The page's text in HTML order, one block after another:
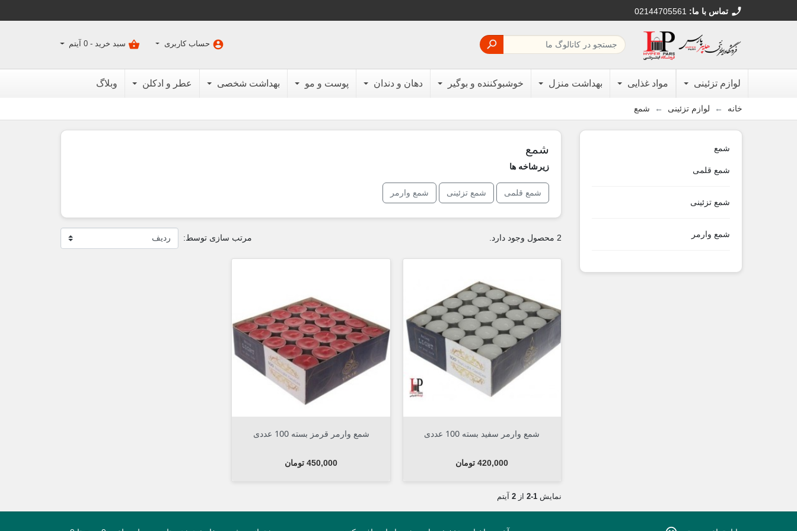
call تماس با ما: 02144705561

account_circle حساب کاربری shopping_basket سبد خرید -0 آیتم
لوازم تزئینی مواد غذایی بهداشت منزل خوشبوکننده و بوگیر دهان و دندان پوست و مو بهداشت شخصی عطر و ادکلن وبلاگ
خانه لوازم تزئینی شمع
شمع
شمع قلمی
شمع تزئینی
شمع وارمر
شمع
زیرشاخه ها
شمع قلمی شمع تزئینی شمع وارمر
2 محصول وجود دارد. مرتب سازی توسط:
شمع وارمر سفید بسته 100 عددی
قیمت
420,000 تومان
شمع وارمر قرمز بسته 100 عددی
قیمت
450,000 تومان
نمایش 1-2 از 2 آیتم